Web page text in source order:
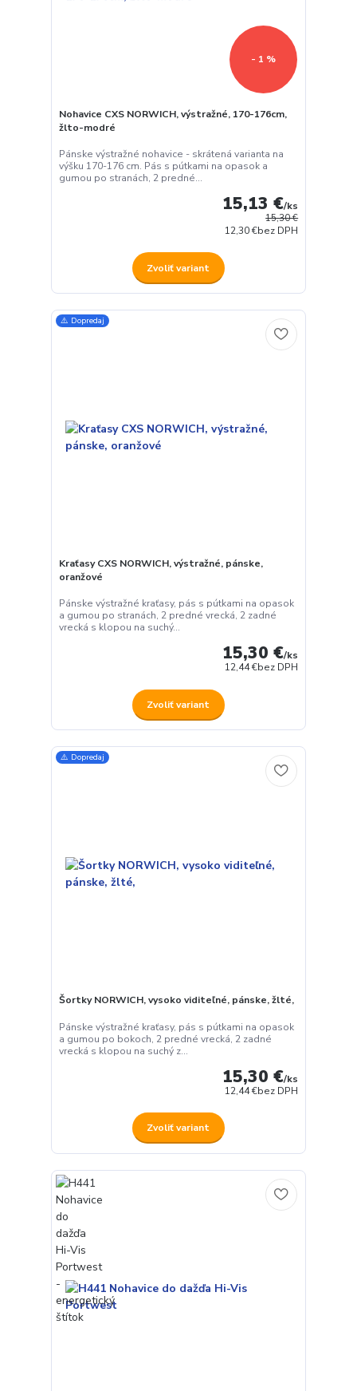
- 1 %
Nohavice CXS NORWICH, výstražné, 170-176cm,
žlto-modré
Pánske výstražné nohavice - skrátená varianta na
výšku 170-176 cm. Pás s pútkami na opasok a
gumou po stranách, 2 predné...
15,30 €
15,13 €/ks
12,30 €bez DPH
Zvoliť variant
⚠️ Dopredaj
Kraťasy CXS NORWICH, výstražné, pánske,
oranžové
Pánske výstražné kraťasy, pás s pútkami na opasok
a gumou po stranách, 2 predné vrecká, 2 zadné
vrecká s klopou na suchý...
15,30 €/ks
12,44 €bez DPH
Zvoliť variant
⚠️ Dopredaj
Šortky NORWICH, vysoko viditeľné, pánske, žlté,
Pánske výstražné kraťasy, pás s pútkami na opasok
a gumou po bokoch, 2 predné vrecká, 2 zadné
vrecká s klopou na suchý z...
15,30 €/ks
12,44 €bez DPH
Zvoliť variant